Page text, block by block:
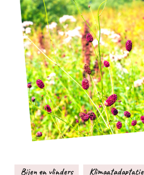
Bijen en vlinders
Klimaatadaptatie